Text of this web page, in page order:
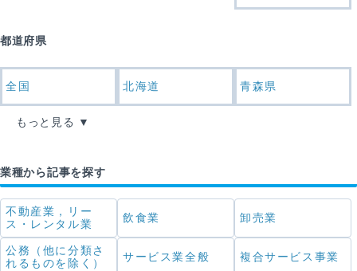
都道府県
全国 北海道 青森県
もっと見る
業種から記事を探す
不動産業，リー
ス・レンタル業
飲食業 卸売業
公務（他に分類さ
れるものを除く）
サービス業全般 複合サービス事業